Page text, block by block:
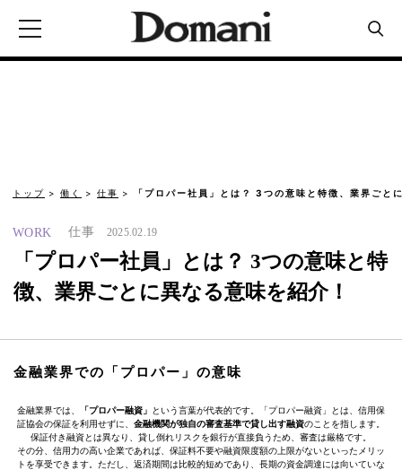
トップ 働く 仕事 「プロパー社員」とは？ 3つの意味と特徴、業界ごと
WORK 仕事 2025.02.19
「プロパー社員」とは？ 3つの意味と特
徴、業界ごとに異なる意味を紹介！
金融業界での「プロパー」の意味
金融業界では、 「プロパー融資」
という言葉が代表的です。「プロパー融資」とは、信用保
証協会の保証を利用せずに、 金融機関が独自の審査基準で貸し出す融資のことを指します。
保証付き融資とは異なり、貸し倒れリスクを銀行が直接負うため、審査は厳格です。
その分、信用力の高い企業であれば、保証料不要や融資限度額の上限がないといったメリッ
トを享受できます。ただし、返済期間は比較的短めであり、長期の資金調達には向いていな